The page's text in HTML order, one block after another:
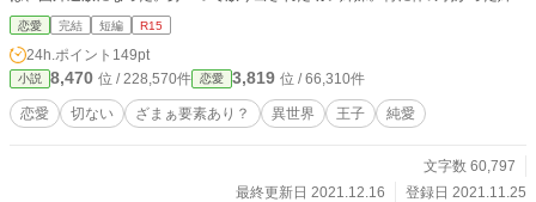
は、寒さと飢えに耐えられず命を落とす。 そんな中1人生き残ったフローラは、
運よく近くに住む女性の助けを受け、何とか平民として生活していた。 そんな
ある日、大けがを負った青年を森の中で見つけたフローラ。家に連れて帰りすぐ
に医者に診せたおかげで、青年は一命を取り留めたのだが… 「どうして俺を助
けた！俺はあの場で死にたかったのに！」 そうフローラを怒鳴りつける青年。
そんな青年にフローラは 「あなた様がどんな辛い目に合ったのかは分かりませ
大けがをしている青年を献身的に看護するのだった。一緒に生活する中で、いつ
しか2人の間に、恋心が芽生え始めるのだが… 甘く切ない異世界ラブストーリー
恋愛 完結 短編 R15
24h.ポイント 149pt
小説 8,470 位 / 228,570件 恋愛 3,819 位 / 66,310件
恋愛 切ない ざまぁ要素あり？ 異世界 王子 純愛
文字数 60,797
最終更新日 2021.12.16
登録日 2021.11.25